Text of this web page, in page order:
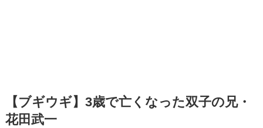
【ブギウギ】3歳で亡くなった双子の兄・
花田武一